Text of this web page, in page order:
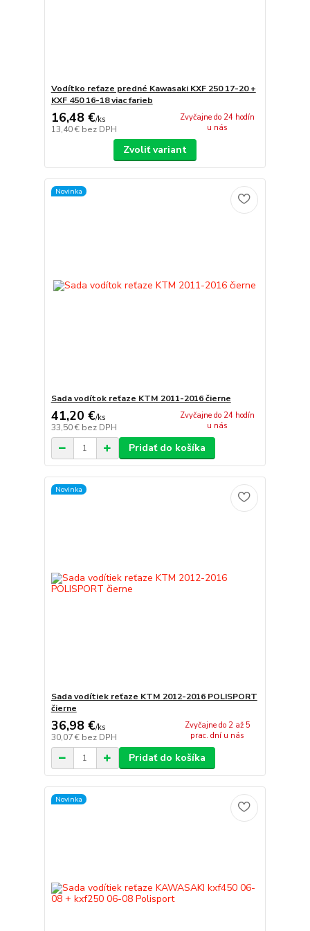
Vodítko reťaze predné Kawasaki KXF 250 17-20 +
KXF 450 16-18 viac farieb
16,48 €/ks
13,40 € bez DPH
Zvyčajne do 24 hodín
u nás
Zvoliť variant
Novinka
Sada vodítok reťaze KTM 2011-2016 čierne
41,20 €/ks
33,50 € bez DPH
Zvyčajne do 24 hodín
u nás
Pridať do košíka
Novinka
Sada vodítiek reťaze KTM 2012-2016 POLISPORT
čierne
36,98 €/ks
30,07 € bez DPH
Zvyčajne do 2 až 5
prac. dní u nás
Pridať do košíka
Novinka